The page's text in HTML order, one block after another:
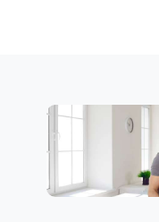
Beiladung
National